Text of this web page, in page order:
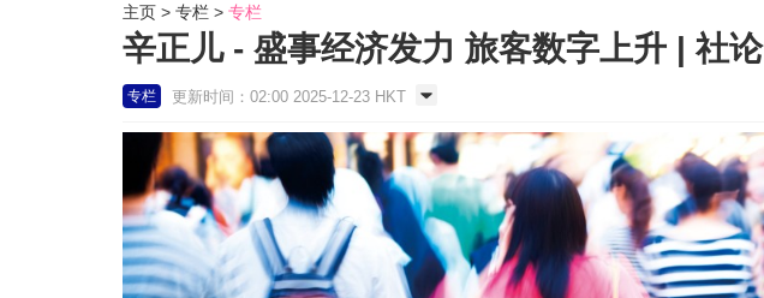
主页 专栏 专栏
辛正儿 - 盛事经济发力 旅客数字上升 | 社论
专栏 更新时间：02:00 2025-12-23 HKT